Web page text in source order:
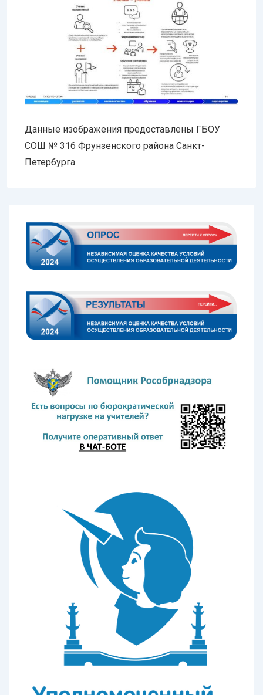
Данные изображения предоставлены ГБОУ
СОШ № 316 Фрунзенского района Санкт-
Петербурга